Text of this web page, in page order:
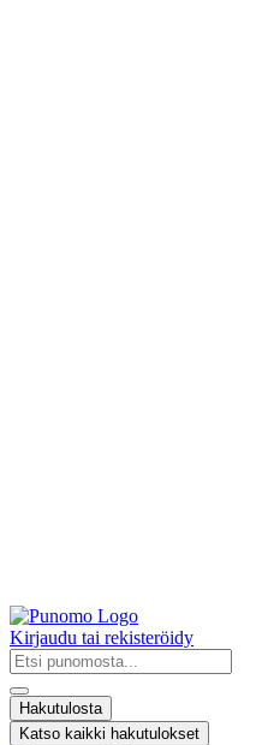
Kirjaudu tai rekisteröidy
Search
...
Hakutulosta
Katso kaikki hakutulokset